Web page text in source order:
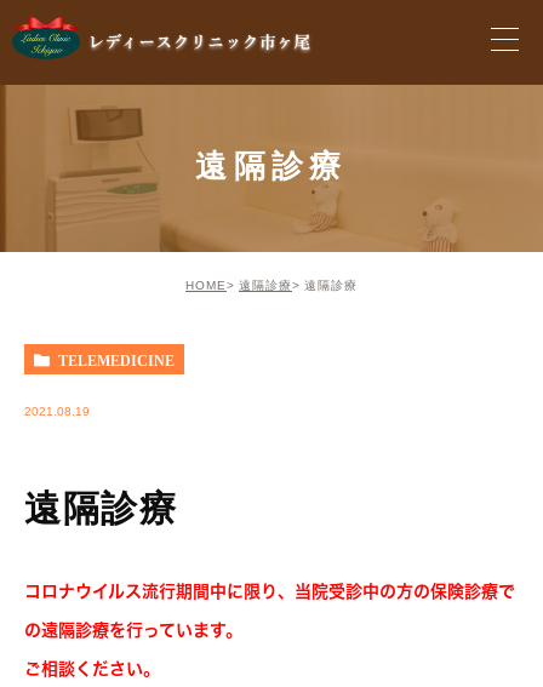
遠隔診療
HOME 遠隔診療 遠隔診療
TELEMEDICINE
2021.08.19
遠隔診療
コロナウイルス流行期間中に限り、当院受診中の方の保険診療で
の遠隔診療を行っています。
ご相談ください。